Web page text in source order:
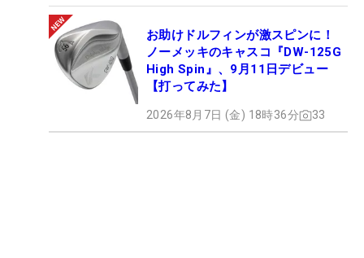
お助けドルフィンが激スピンに！
ノーメッキのキャスコ『DW-125G
High Spin』、9月11日デビュー
【打ってみた】
2026年8月7日 (金) 18時36分 33